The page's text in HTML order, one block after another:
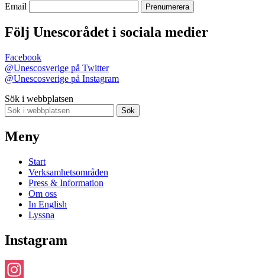
Email
Följ Unescorådet i sociala medier
Facebook
@Unescosverige på Twitter
@Unescosverige på Instagram
Sök i webbplatsen
Sök
Meny
Start
Verksamhetsområden
Press & Information
Om oss
In English
Lyssna
Instagram